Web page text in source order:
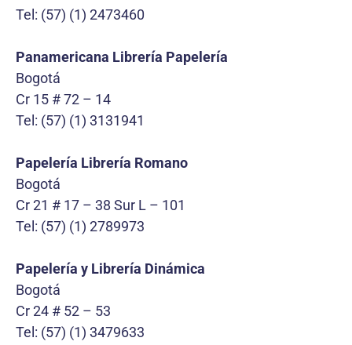
Tel: (57) (1) 2473460
Panamericana Librería Papelería
Bogotá
Cr 15 # 72 – 14
Tel: (57) (1) 3131941
Papelería Librería Romano
Bogotá
Cr 21 # 17 – 38 Sur L – 101
Tel: (57) (1) 2789973
Papelería y Librería Dinámica
Bogotá
Cr 24 # 52 – 53
Tel: (57) (1) 3479633